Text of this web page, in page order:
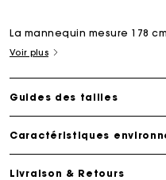
La mannequin mesure 178
Voir plus
Guides des tailles
Caractéristiques
Livraison & Retours